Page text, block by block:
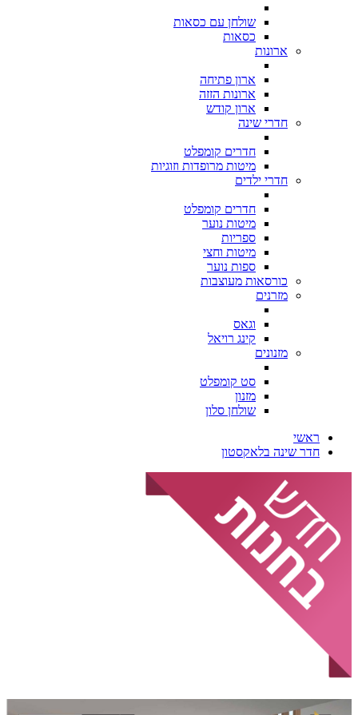
שולחן עם כסאות
כסאות
ארונות
ארון פתיחה
ארונות הזזה
ארון קודש
חדרי שינה
חדרים קומפלט
מיטות מרופדות וזוגיות
חדרי ילדים
חדרים קומפלט
מיטות נוער
ספריות
מיטות וחצי
ספות נוער
כורסאות מעוצבות
מזרנים
וגאס
קינג רויאל
מזנונים
סט קומפלט
מזנון
שולחן סלון
ראשי
חדר שינה בלאקסטון